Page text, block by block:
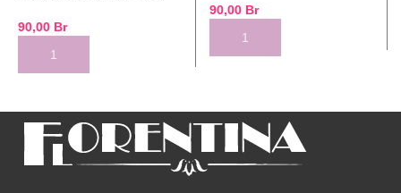
90,00 Br
90,00 Br